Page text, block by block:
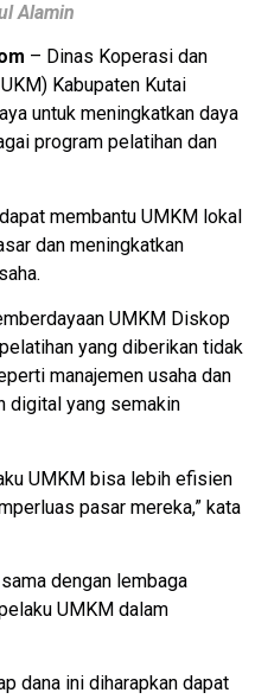
Alamin
– Dinas Koperasi dan
Kabupaten Kutai
untuk meningkatkan daya
program pelatihan dan
membantu UMKM lokal
dan meningkatkan
UMKM Diskop
yang diberikan tidak
manajemen usaha dan
digital yang semakin
UMKM bisa lebih efisien
pasar mereka,” kata
dengan lembaga
UMKM dalam
dana ini diharapkan dapat